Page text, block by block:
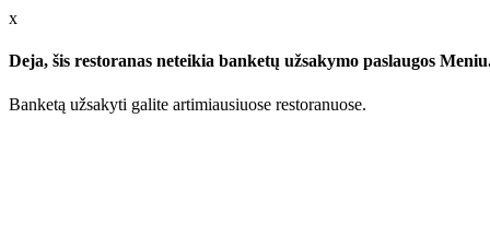
x
Deja, šis restoranas neteikia banketų užsakymo paslaugos
Banketą užsakyti galite artimiausiuose restoranuose.